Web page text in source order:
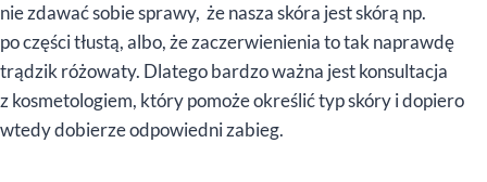
nie zdawać sobie sprawy, że nasza skóra jest skórą np.
po części tłustą, albo, że zaczerwienienia to tak naprawdę
trądzik różowaty. Dlatego bardzo ważna jest konsultacja
z kosmetologiem, który pomoże określić typ skóry i dopiero
wtedy dobierze odpowiedni zabieg.